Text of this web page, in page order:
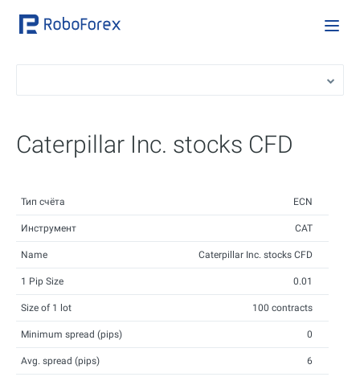
Caterpillar Inc. stocks CFD
Тип счёта ECN
Инструмент CAT
Name Caterpillar Inc. stocks CFD
1 Pip Size 0.01
Size of 1 lot 100 contracts
Minimum spread (pips) 0
Avg. spread (pips) 6